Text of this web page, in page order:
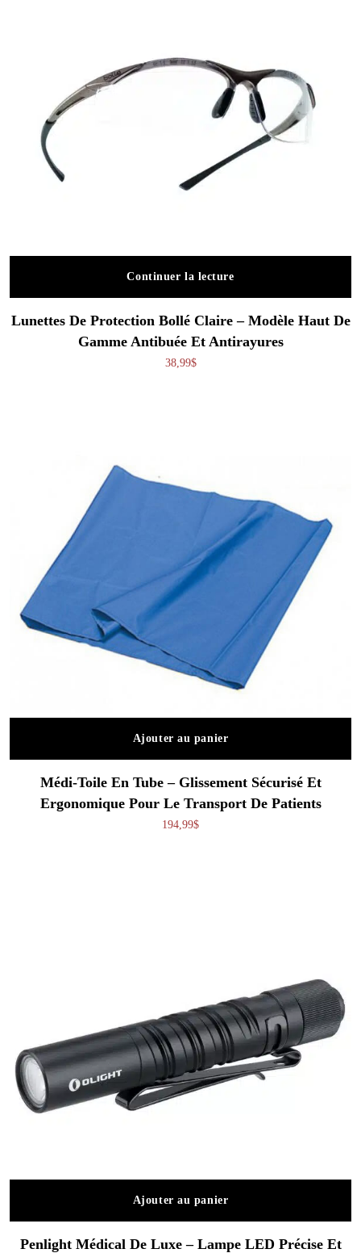
Continuer la lecture
Lunettes De Protection Bollé Claire – Modèle Haut De
Gamme Antibuée Et Antirayures
38,99$
Ajouter au panier
Médi-Toile En Tube – Glissement Sécurisé Et
Ergonomique Pour Le Transport De Patients
194,99$
Ajouter au panier
Penlight Médical De Luxe – Lampe LED Précise Et